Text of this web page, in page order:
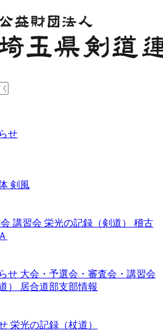
せ
剣風
講習会 栄光の記録（剣道） 稽古
せ 大会・予選会・審査会・講習会
）
居合道部支部情報
栄光の記録（杖道）